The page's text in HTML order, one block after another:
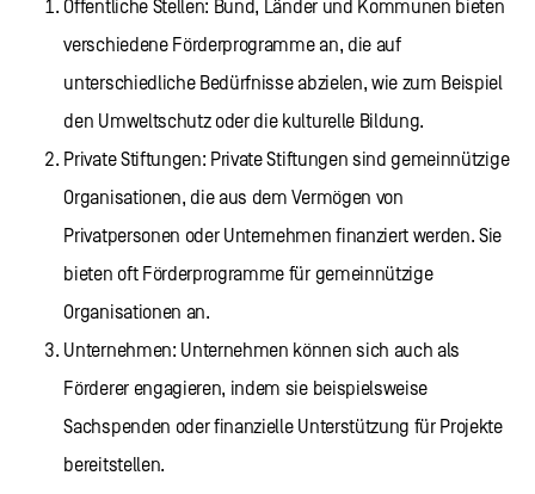
Öffentliche Stellen: Bund, Länder und Kommunen bieten
verschiedene Förderprogramme an, die auf
unterschiedliche Bedürfnisse abzielen, wie zum Beispiel
den Umweltschutz oder die kulturelle Bildung.
Private Stiftungen: Private Stiftungen sind gemeinnützige
Organisationen, die aus dem Vermögen von
Privatpersonen oder Unternehmen finanziert werden. Sie
bieten oft Förderprogramme für gemeinnützige
Organisationen an.
Unternehmen: Unternehmen können sich auch als
Förderer engagieren, indem sie beispielsweise
Sachspenden oder finanzielle Unterstützung für Projekte
bereitstellen.